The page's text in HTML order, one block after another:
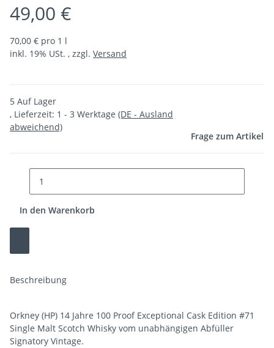
49,00 €
70,00 € pro 1 l
inkl. 19% USt. , zzgl. Versand
5 Auf Lager
, Lieferzeit: 1 - 3 Werktage (DE - Ausland
abweichend)
Frage zum Artikel
In den Warenkorb
Beschreibung
Orkney (HP) 14 Jahre 100 Proof Exceptional Cask Edition #71
Single Malt Scotch Whisky vom unabhängigen Abfüller
Signatory Vintage.